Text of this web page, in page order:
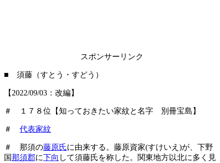
スポンサーリンク
■ 須藤（すとう・すどう）
【2022/09/03：改編】
＃ １７８位【知っておきたい家紋と名字 別冊宝島】
＃ 代表家紋
＃ 那須の藤原氏に由来する。藤原資家(すけいえ)が、下野
国那須郡に下向 して須藤氏を称した。関東地方以北に多く見